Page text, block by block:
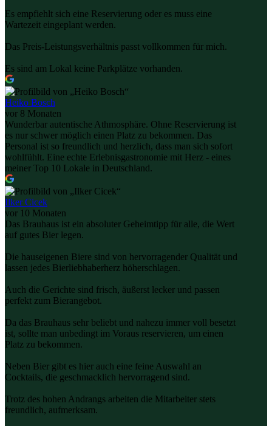
Es empfiehlt sich eine Reservierung oder es muss eine
Wartezeit eingeplant werden.
Das Preis-Leistungsverhältnis passt vollkommen für mich.
Es sind am Lokal keine Parkplätze vorhanden.
Heiko Bosch
vor 8 Monaten
Wunderbar autentische Athmosphäre. Ohne Reservierung ist
es nur schwer möglich einen Platz zu bekommen. Das
Personal ist so freundlich und herzlich, dass man sich sofort
wohlfühlt. Eine echte Erlebnisgastronomie mit Herz - eines
meiner Top 10 Lokale in Deutschland.
Ilker Cicek
vor 10 Monaten
Das Brauhaus ist ein absoluter Geheimtipp für alle, die Wert
auf gutes Bier legen.
Die hauseigenen Biere sind von hervorragender Qualität und
lassen jedes Bierliebhaberherz höherschlagen.
Auch die Gerichte sind frisch, äußerst lecker und passen
perfekt zum Bierangebot.
Da das Brauhaus sehr beliebt und nahezu immer voll besetzt
ist, sollte man unbedingt im Voraus reservieren, um einen
Platz zu bekommen.
Neben Bier gibt es hier auch eine feine Auswahl an
Cocktails, die geschmacklich hervorragend sind.
Trotz des hohen Andrangs arbeiten die Mitarbeiter stets
freundlich, aufmerksam.